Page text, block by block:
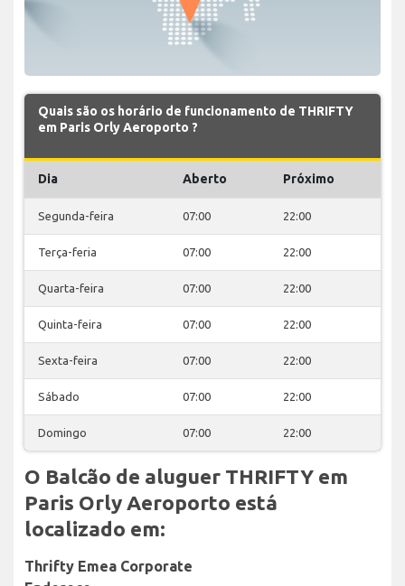
Quais são os horário de funcionamento de THRIFTY
em Paris Orly Aeroporto ?
Dia Aberto Próximo
Segunda-feira 07:00 22:00
Terça-feria 07:00 22:00
Quarta-feira 07:00 22:00
Quinta-feira 07:00 22:00
Sexta-feira 07:00 22:00
Sábado 07:00 22:00
Domingo 07:00 22:00
O Balcão de aluguer THRIFTY em
Paris Orly Aeroporto está
localizado em:
Thrifty Emea Corporate